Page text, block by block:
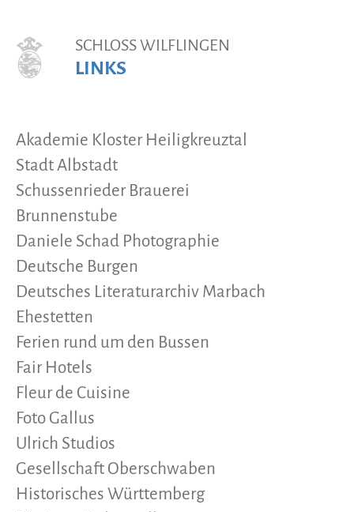
SCHLOSS WILFLINGEN
LINKS
Akademie Kloster Heiligkreuztal
Stadt Albstadt
Schussenrieder Brauerei
Brunnenstube
Daniele Schad Photographie
Deutsche Burgen
Deutsches Literaturarchiv Marbach
Ehestetten
Ferien rund um den Bussen
Fair Hotels
Fleur de Cuisine
Foto Gallus
Ulrich Studios
Gesellschaft Oberschwaben
Historisches Württemberg